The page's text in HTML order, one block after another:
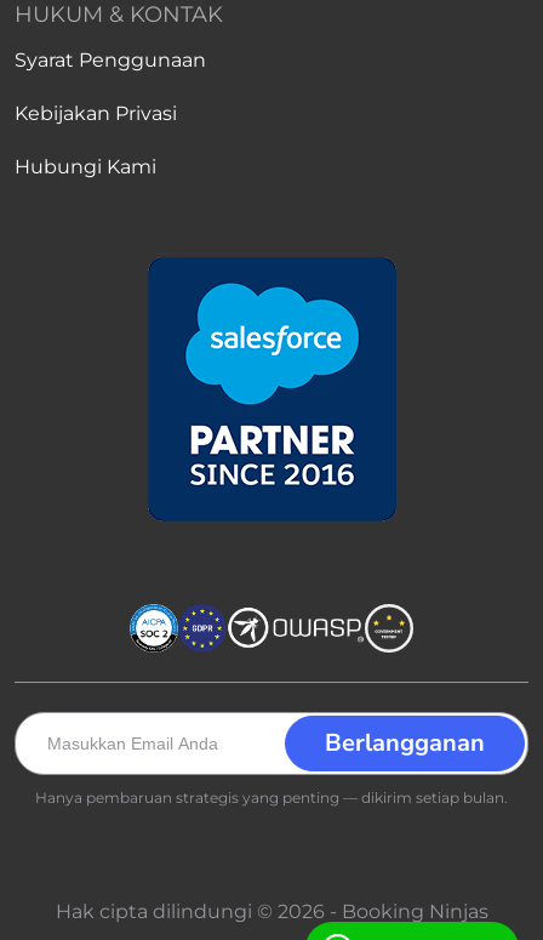
HUKUM & KONTAK
Syarat Penggunaan
Kebijakan Privasi
Hubungi Kami
Hanya pembaruan strategis yang penting — dikirim setiap bulan.
Hak cipta dilindungi © 2026 - Booking Ninjas